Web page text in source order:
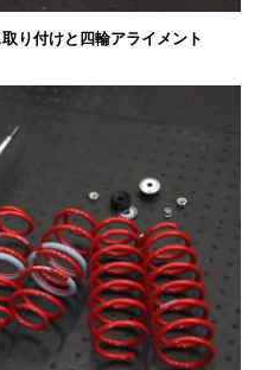
り付けと四輪アライメント